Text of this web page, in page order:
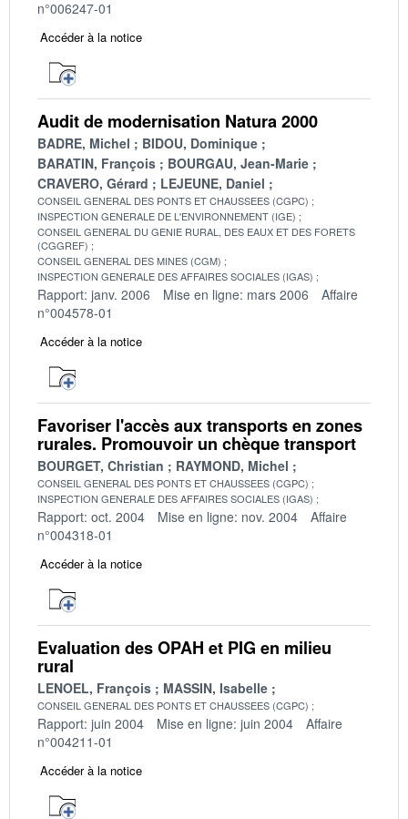
n°006247-01
Accéder à la notice
Audit de modernisation Natura 2000
BADRE, Michel
BIDOU, Dominique
BARATIN, François
BOURGAU, Jean-Marie
CRAVERO, Gérard
LEJEUNE, Daniel
CONSEIL GENERAL DES PONTS ET CHAUSSEES (CGPC)
INSPECTION GENERALE DE L'ENVIRONNEMENT (IGE)
CONSEIL GENERAL DU GENIE RURAL, DES EAUX ET DES FORETS
(CGGREF)
CONSEIL GENERAL DES MINES (CGM)
INSPECTION GENERALE DES AFFAIRES SOCIALES (IGAS)
Rapport: janv. 2006 Mise en ligne: mars 2006
Affaire
n°004578-01
Accéder à la notice
Favoriser l'accès aux transports en zones
rurales. Promouvoir un chèque transport
BOURGET, Christian RAYMOND, Michel
CONSEIL GENERAL DES PONTS ET CHAUSSEES (CGPC)
INSPECTION GENERALE DES AFFAIRES SOCIALES (IGAS)
Rapport: oct. 2004 Mise en ligne: nov. 2004
Affaire
n°004318-01
Accéder à la notice
Evaluation des OPAH et PIG en milieu
rural
LENOEL, François MASSIN, Isabelle
CONSEIL GENERAL DES PONTS ET CHAUSSEES (CGPC)
Rapport: juin 2004 Mise en ligne: juin 2004
Affaire
n°004211-01
Accéder à la notice